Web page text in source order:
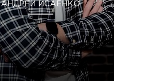
АНДРЕЙ ИСАЕНКО